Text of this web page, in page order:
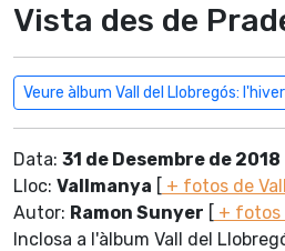
Vista des de
Veure àlbum Vall del Llobregós:
Data: 31 de Desembre de 2018
Lloc: Vallmanya [ + fotos de
Autor: Ramon Sunyer [ + fotos
Inclosa a l'àlbum Vall del